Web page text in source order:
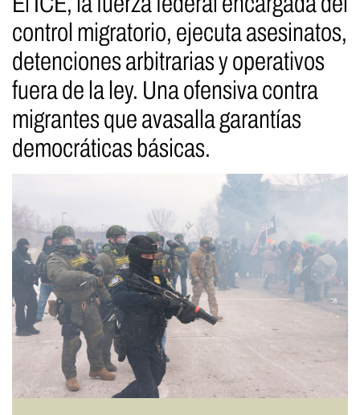
control migratorio, ejecuta asesinatos,
detenciones arbitrarias y operativos
fuera de la ley. Una ofensiva contra
migrantes que avasalla garantías
democráticas básicas.